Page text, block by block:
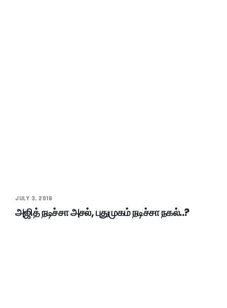
JULY 3, 2018
அஜித் நடிச்சா அசல், புதுமுகம் நடிச்சா நகல்..?